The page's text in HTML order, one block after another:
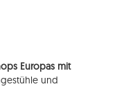
Daten
Verarbeitung zu
über die
Ihre Einwilligung
jederzeit
der
Europas mit
und